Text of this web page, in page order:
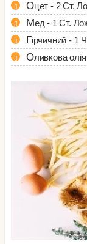
Оцет - 2 Ст.
Мед - 1 Ст.
Гірчичний - 1
Оливкова